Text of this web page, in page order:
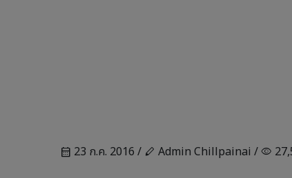
calendar_month 23 ก.ค. 2016 / stylus Admin Chillpainai / visibility